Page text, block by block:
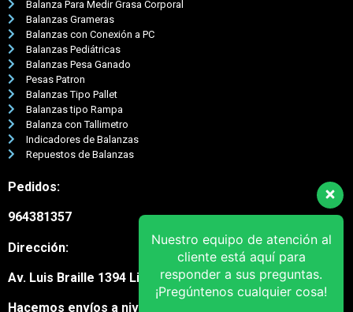
Balanza Para Medir Grasa Corporal
Balanzas Grameras
Balanzas con Conexión a PC
Balanzas Pediátricas
Balanzas Pesa Ganado
Pesas Patron
Balanzas Tipo Pallet
Balanzas tipo Rampa
Balanza con Tallimetro
Indicadores de Balanzas
Repuestos de Balanzas
Pedidos:
964381357
Dirección:
Av. Luis Braille 1394 Lima Cercado
Hacemos envíos a nivel nacional
Nuestro equipo de atención al
cliente está aquí para
responder a sus preguntas.
¡Pregúntenos cualquier cosa!